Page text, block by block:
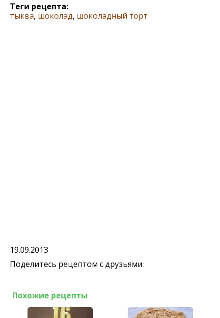
Теги рецепта:
тыква, шоколад, шоколадный торт
19.09.2013
Поделитесь рецептом с друзьями:
Похожие рецепты